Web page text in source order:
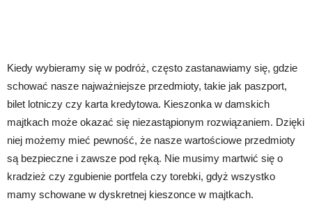
Kiedy wybieramy się w podróż, często zastanawiamy się, gdzie
schować nasze najważniejsze przedmioty, takie jak paszport,
bilet lotniczy czy karta kredytowa. Kieszonka w damskich
majtkach może okazać się niezastąpionym rozwiązaniem. Dzięki
niej możemy mieć pewność, że nasze wartościowe przedmioty
są bezpieczne i zawsze pod ręką. Nie musimy martwić się o
kradzież czy zgubienie portfela czy torebki, gdyż wszystko
mamy schowane w dyskretnej kieszonce w majtkach.